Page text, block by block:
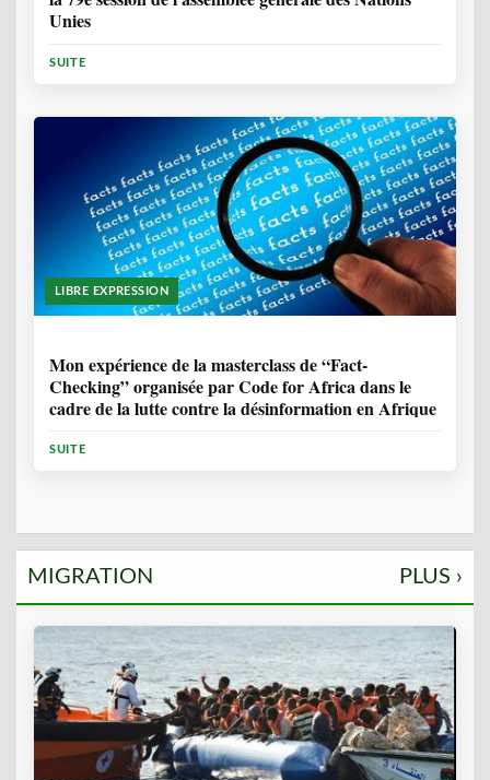
Unies
SUITE
LIBRE EXPRESSION
Mon expérience de la masterclass de “Fact-
Checking” organisée par Code for Africa dans le
cadre de la lutte contre la désinformation en Afrique
SUITE
MIGRATION PLUS ›